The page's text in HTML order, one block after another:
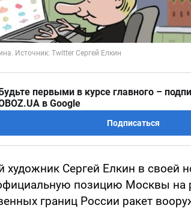
Будьте первыми в курсе главного –
в Google
Подписаться
художник Сергей Елкин в своей
позицию Москвы на
границ России ракет